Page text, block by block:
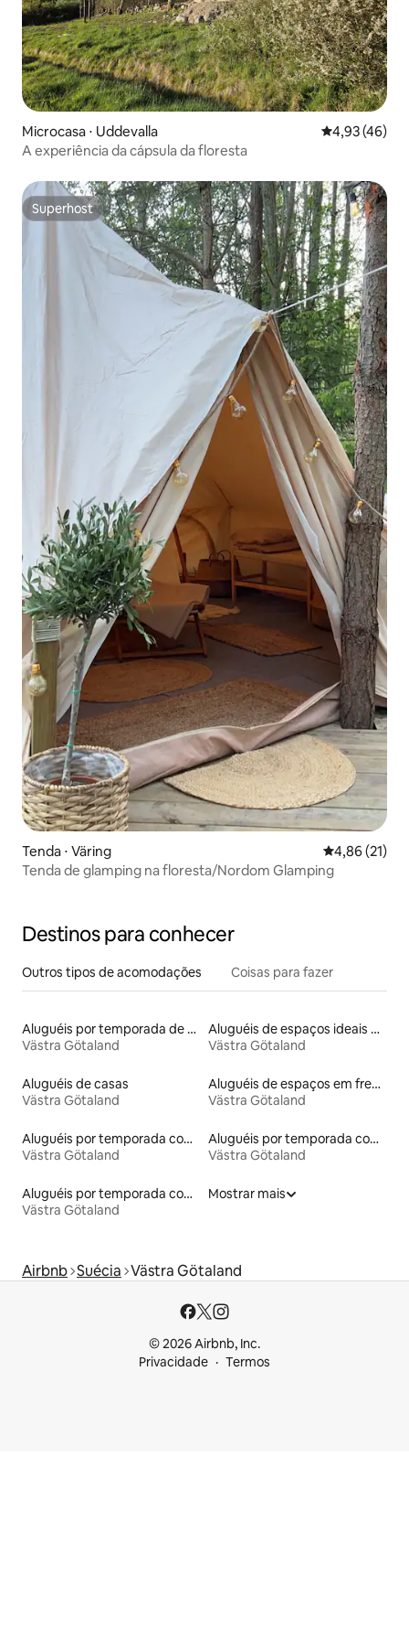
Microcasa ⋅ Uddevalla 4,93 de uma
4,93 (46)
A experiência da cápsula da floresta
Superhost
Superhost
Tenda ⋅ Väring 4,86 de uma
4,86 (21)
Tenda de glamping na floresta/Nordom Glamping
Destinos para conhecer
Outros tipos de acomodações Coisas para fazer
Aluguéis por temporada de celeiros
Västra Götaland
Aluguéis de espaços ideais para famílias
Västra Götaland
Aluguéis de casas
Västra Götaland
Aluguéis de espaços em frente à praia
Västra Götaland
Aluguéis por temporada com café da manhã
Västra Götaland
Aluguéis por temporada com suítes privativas
Västra Götaland
Aluguéis por temporada com caiaque
Västra Götaland
Mostrar mais
Airbnb Suécia Västra Götaland
© 2026 Airbnb, Inc.
Privacidade
Termos